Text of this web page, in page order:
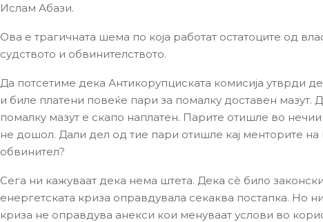
Ислам Абази.
Ова е трагичната шема по која работат остатоците од
судството и обвинителството.
Да потсетиме дека Антикорупциската комисија утврди
и биле платени повеќе пари за помалку доставен мазут.
помалку мазут е скапо наплатен. Парите отишле во
не дошол. Дали дел од тие пари отишле кај менторите
обвинител?
Сега ни кажуваат дека нема штета. Дека сè било
енергетската криза оправдувала секаква постапка. Но
криза не оправдува анекси кои менуваат услови во